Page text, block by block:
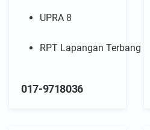
UPRA 8
RPT Lapangan Terbang
017-9718036